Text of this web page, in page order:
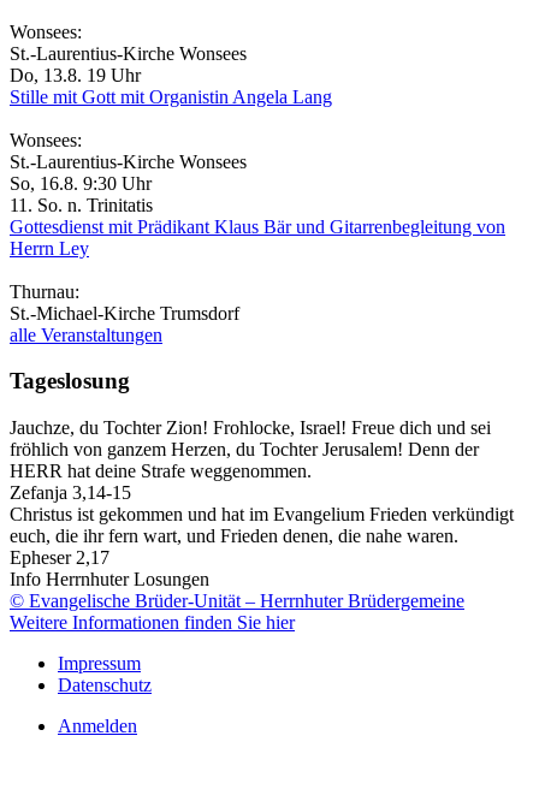
Wonsees:
St.-Laurentius-Kirche Wonsees
Do, 13.8. 19 Uhr
Stille mit Gott mit Organistin Angela Lang
Wonsees:
St.-Laurentius-Kirche Wonsees
So, 16.8. 9:30 Uhr
11. So. n. Trinitatis
Gottesdienst mit Prädikant Klaus Bär und Gitarrenbegleitung von
Herrn Ley
Thurnau:
St.-Michael-Kirche Trumsdorf
alle Veranstaltungen
Tageslosung
Jauchze, du Tochter Zion! Frohlocke, Israel! Freue dich und sei
fröhlich von ganzem Herzen, du Tochter Jerusalem! Denn der
HERR hat deine Strafe weggenommen.
Zefanja 3,14-15
Christus ist gekommen und hat im Evangelium Frieden verkündigt
euch, die ihr fern wart, und Frieden denen, die nahe waren.
Epheser 2,17
Info Herrnhuter Losungen
© Evangelische Brüder-Unität – Herrnhuter Brüdergemeine
Weitere Informationen finden Sie hier
Impressum
Datenschutz
Anmelden